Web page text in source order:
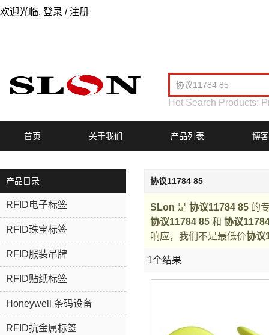
欢迎光临, 登录 / 注册
Hot Search Products:
首页 关于我们 产品列表 博客
产品目录
RFID电子标签
RFID珠宝标签
RFID服装吊牌
RFID贴纸标签
Honeywell 条码设备
RFID抗金属标签
协议11784 85
SLon 是 协议11784 85 的
协议11784 85 和 协议
响应，我们不是最低价协议
1个结果